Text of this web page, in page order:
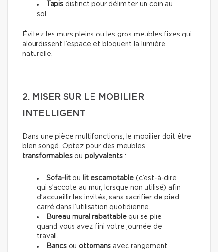
Tapis distinct pour délimiter un coin au
sol.
Évitez les murs pleins ou les gros meubles fixes qui
alourdissent l’espace et bloquent la lumière
naturelle.
2. MISER SUR LE MOBILIER
INTELLIGENT
Dans une pièce multifonctions, le mobilier doit être
bien songé. Optez pour des meubles
transformables ou polyvalents :
Sofa-lit ou lit escamotable (c’est-à-dire
qui s’accote au mur, lorsque non utilisé) afin
d’accueillir les invités, sans sacrifier de pied
carré dans l’utilisation quotidienne.
Bureau mural rabattable qui se plie
quand vous avez fini votre journée de
travail.
Bancs ou ottomans avec rangement